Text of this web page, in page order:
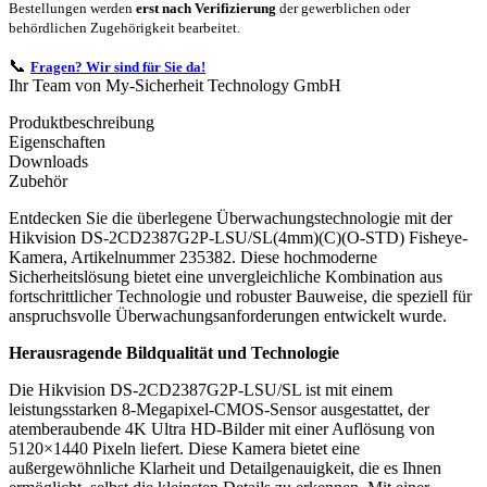
Bestellungen werden erst nach Verifizierung der gewerblichen oder
behördlichen Zugehörigkeit bearbeitet.
📞 Fragen? Wir sind für Sie da!
Ihr Team von My-Sicherheit Technology GmbH
Produktbeschreibung
Eigenschaften
Downloads
Zubehör
Entdecken Sie die überlegene Überwachungstechnologie mit der
Hikvision DS-2CD2387G2P-LSU/SL(4mm)(C)(O-STD) Fisheye-
Kamera, Artikelnummer 235382. Diese hochmoderne
Sicherheitslösung bietet eine unvergleichliche Kombination aus
fortschrittlicher Technologie und robuster Bauweise, die speziell für
anspruchsvolle Überwachungsanforderungen entwickelt wurde.
Herausragende Bildqualität und Technologie
Die Hikvision DS-2CD2387G2P-LSU/SL ist mit einem
leistungsstarken 8-Megapixel-CMOS-Sensor ausgestattet, der
atemberaubende 4K Ultra HD-Bilder mit einer Auflösung von
5120×1440 Pixeln liefert. Diese Kamera bietet eine
außergewöhnliche Klarheit und Detailgenauigkeit, die es Ihnen